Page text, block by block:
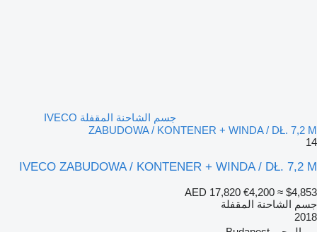
جسم الشاحنة المقفلة IVECO
ZABUDOWA / KONTENER + WINDA / DŁ. 7,2 M
14
IVECO ZABUDOWA / KONTENER + WINDA / DŁ. 7,2 M
AED 17,820 €4,200 ≈ $4,853
جسم الشاحنة المقفلة
2018